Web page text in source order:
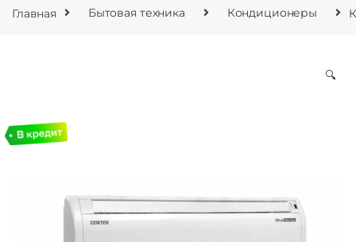
Главная Бытовая техника Кондиционеры
🔍